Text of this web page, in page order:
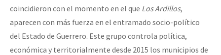
coincidieron con el momento en el que Los Ardillos,
aparecen con más fuerza en el entramado socio-político
del Estado de Guerrero. Este grupo controla política,
económica y territorialmente desde 2015 los municipios de